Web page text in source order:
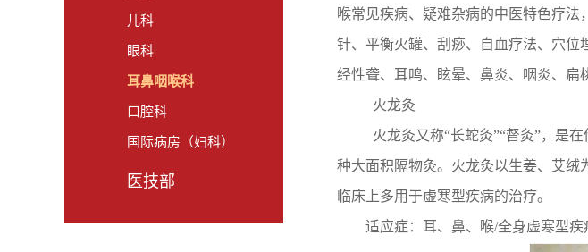
儿科
眼科
耳鼻咽喉科
口腔科
国际病房（妇科）
医技部
喉常见疾病、疑难杂病的中医特色疗
针、平衡火罐、刮痧、自血疗法、穴位
经性聋、耳鸣、眩晕、鼻炎、咽炎、扁
火龙灸
火龙灸又称“长蛇灸”“督灸”，是
种大面积隔物灸。火龙灸以生姜、艾绒
临床上多用于虚寒型疾病的治疗。
适应症：耳、鼻、喉/全身虚寒型疾